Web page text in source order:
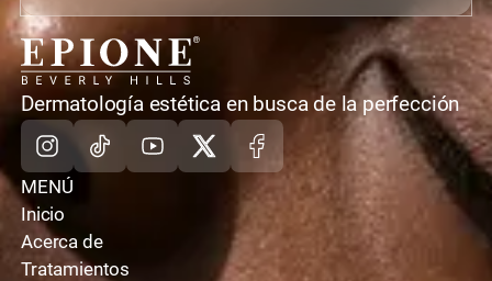
casa
Dermatología estética en busca de la perfección
Instagram
TikTokYoutube
X Facebook
MENÚ
Inicio
Acerca de
Tratamientos